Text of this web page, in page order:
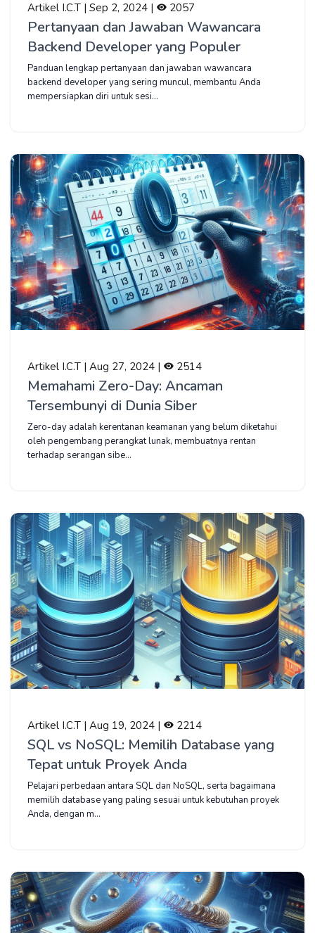
Artikel I.C.T | Sep 2, 2024 | 2057
Pertanyaan dan Jawaban Wawancara
Backend Developer yang Populer
Panduan lengkap pertanyaan dan jawaban wawancara
backend developer yang sering muncul, membantu Anda
mempersiapkan diri untuk sesi...
Artikel I.C.T | Aug 27, 2024 | 2514
Memahami Zero-Day: Ancaman
Tersembunyi di Dunia Siber
Zero-day adalah kerentanan keamanan yang belum diketahui
oleh pengembang perangkat lunak, membuatnya rentan
terhadap serangan sibe...
Artikel I.C.T | Aug 19, 2024 | 2214
SQL vs NoSQL: Memilih Database yang
Tepat untuk Proyek Anda
Pelajari perbedaan antara SQL dan NoSQL, serta bagaimana
memilih database yang paling sesuai untuk kebutuhan proyek
Anda, dengan m...